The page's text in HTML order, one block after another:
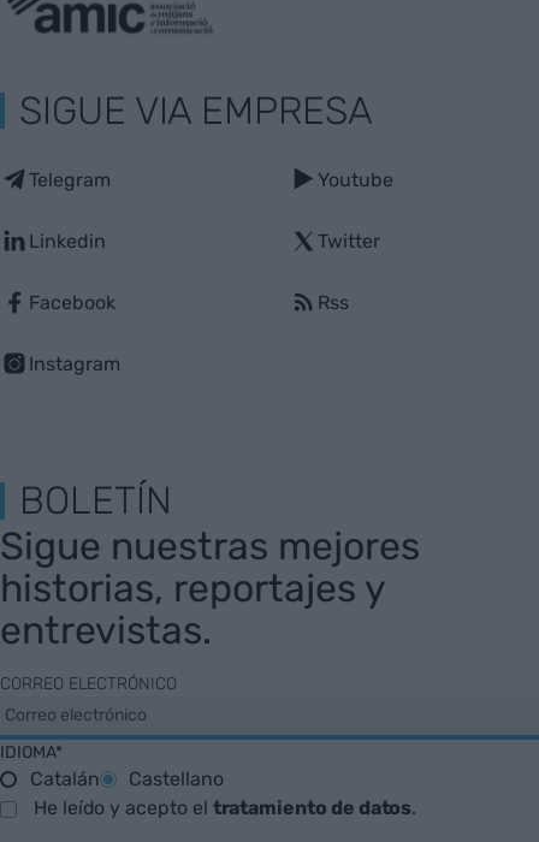
SIGUE VIA EMPRESA
Telegram
Linkedin
Facebook
Instagram
Youtube
Twitter
Rss
BOLETÍN
Sigue nuestras mejores
historias, reportajes y
entrevistas.
CORREO ELECTRÓNICO
IDIOMA*
Catalán
Castellano
He leído y acepto el tratamiento de datos.